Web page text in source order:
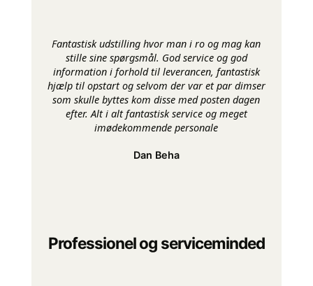
Fantastisk udstilling hvor man i ro og mag kan
stille sine spørgsmål. God service og god
information i forhold til leverancen, fantastisk
hjælp til opstart og selvom der var et par dimser
som skulle byttes kom disse med posten dagen
efter. Alt i alt fantastisk service og meget
imødekommende personale
Dan Beha
Professionel og serviceminded